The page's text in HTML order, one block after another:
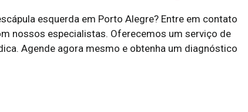
esquerda em Porto Alegre? Entre em contato
nossos especialistas. Oferecemos um serviço de
Agende agora mesmo e obtenha um diagnóstico